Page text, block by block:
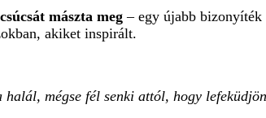
mászta meg – egy újabb bizonyíték
akiket inspirált.
halál, mégse fél senki attól, hogy